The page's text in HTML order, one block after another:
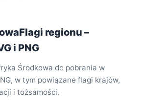
regionu –
i PNG
Środkowa do pobrania w
w tym powiązane flagi krajów,
i tożsamości.